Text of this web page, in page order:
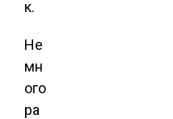
к.
Не
мн
ого
ра